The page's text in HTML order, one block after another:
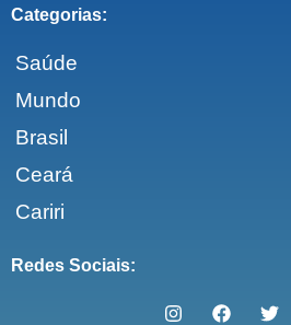
Categorias:
Saúde
Mundo
Brasil
Ceará
Cariri
Redes Sociais: